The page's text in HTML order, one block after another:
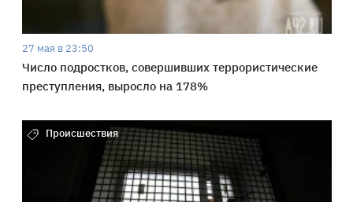
27 мая в 23:50
Число подростков, совершивших террористические
преступления, выросло на 178%
Происшествия